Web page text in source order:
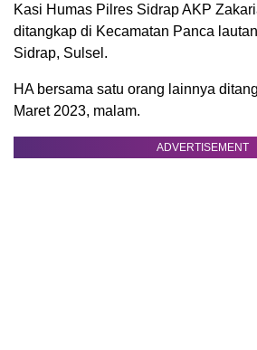
Kasi Humas Pilres Sidrap AKP
ditangkap di Kecamatan Panca
Sidrap, Sulsel.
HA bersama satu orang lainnya
Maret 2023, malam.
ADVERTISEMENT